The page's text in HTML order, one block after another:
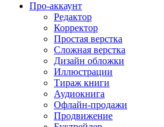
Про-аккаунт
Редактор
Корректор
Простая верстка
Сложная верстка
Дизайн обложки
Иллюстрации
Тираж книги
Аудиокнига
Офлайн-продажи
Продвижение